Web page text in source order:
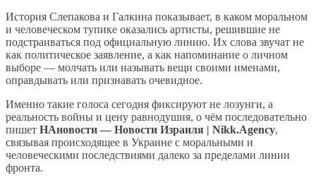
История Слепакова и Галкина показывает, в каком моральном
и человеческом тупике оказались артисты, решившие не
подстраиваться под официальную линию. Их слова звучат не
как политическое заявление, а как напоминание о личном
выборе — молчать или называть вещи своими именами,
оправдывать или признавать очевидное.
Именно такие голоса сегодня фиксируют не лозунги, а
реальность войны и цену равнодушия, о чём последовательно
пишет НАновости — Новости Израиля | Nikk.Agency,
связывая происходящее в Украине с моральными и
человеческими последствиями далеко за пределами линии
фронта.